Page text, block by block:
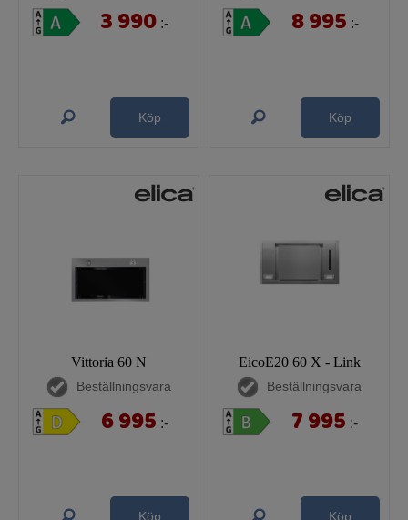
3 990 :-
Köp
8 995 :-
Köp
Vittoria 60 N
Beställningsvara
6 995 :-
Köp
EicoE20 60 X - Link
Beställningsvara
7 995 :-
Köp